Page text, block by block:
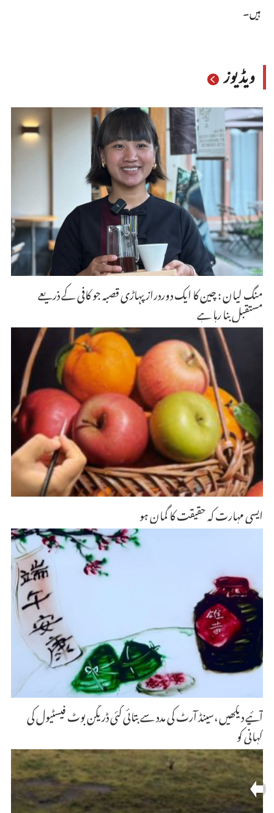
ہیں۔
ویڈیوز
منگ لیان : چین کا ایک دوردراز پہاڑی قصبہ جو کافی کے ذریعے
مستقبل بنا رہا ہے
ایسی مہارت کہ حقیقت کا گمان ہو
آئیے دیکھیں ،سینڈ آرٹ کی مدد سے بتائی گئی ڈریگن بوٹ فیسٹیول کی
کہانی کو